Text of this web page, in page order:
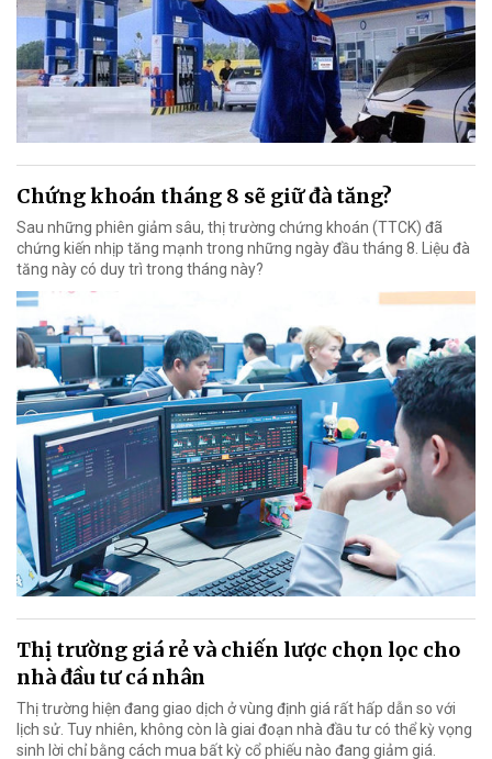
Chứng khoán tháng 8 sẽ giữ đà tăng?
Sau những phiên giảm sâu, thị trường chứng khoán (TTCK) đã
chứng kiến nhịp tăng mạnh trong những ngày đầu tháng 8. Liệu đà
tăng này có duy trì trong tháng này?
Thị trường giá rẻ và chiến lược chọn lọc cho
nhà đầu tư cá nhân
Thị trường hiện đang giao dịch ở vùng định giá rất hấp dẫn so với
lịch sử. Tuy nhiên, không còn là giai đoạn nhà đầu tư có thể kỳ vọng
sinh lời chỉ bằng cách mua bất kỳ cổ phiếu nào đang giảm giá.